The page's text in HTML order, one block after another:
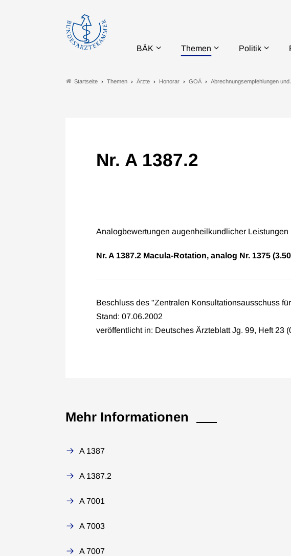
BÄK Themen Politik
Startseite Themen Ärzte Honorar GOÄ Abrechnungsempfehlungen und
Nr. A 1387.2
Analogbewertungen augenheilkundlicher Leistungen
Nr. A 1387.2 Macula-Rotation, analog Nr. 1375
Beschluss des "Zentralen Konsultationsausschuss
Stand: 07.06.2002
veröffentlicht in: Deutsches Ärzteblatt Jg. 99, Heft 23
Mehr Informationen
A 1387
A 1387.2
A 7001
A 7003
A 7007